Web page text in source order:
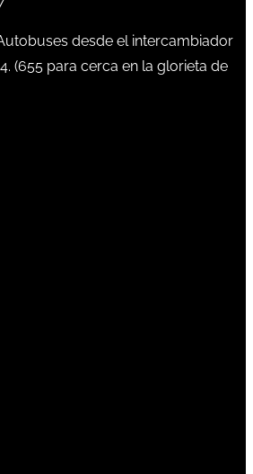
desde el intercambiador
. (655 para cerca en la glorieta de